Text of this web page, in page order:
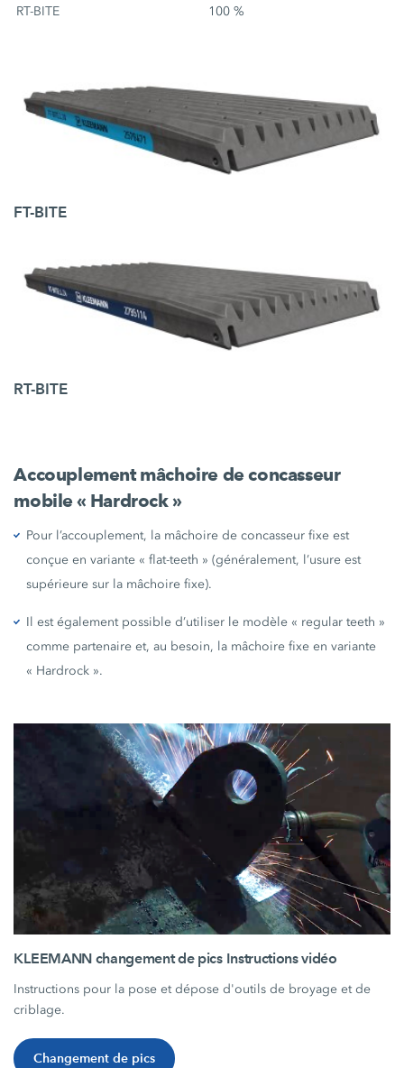
RT-BITE 100 %
FT-BITE
RT-BITE
Accouplement mâchoire de concasseur
mobile « Hardrock »
Pour l’accouplement, la mâchoire de concasseur fixe est
conçue en variante « flat-teeth » (généralement, l’usure est
supérieure sur la mâchoire fixe).
Il est également possible d’utiliser le modèle « regular teeth »
comme partenaire et, au besoin, la mâchoire fixe en variante
« Hardrock ».
KLEEMANN changement de pics Instructions vidéo
Instructions pour la pose et dépose d'outils de broyage et de
criblage.
Changement de pics